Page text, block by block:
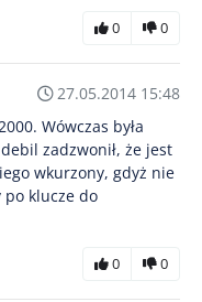
0 0
27.05.2014 15:48
Wówczas była
zadzwonił, że jest
wkurzony, gdyż nie
po klucze do
0 0